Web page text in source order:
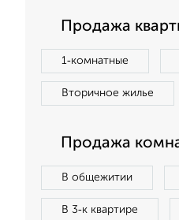
Продажа
1‑комнатные
Вторичное жилье
Продажа
В общежитии
В 3‑к квартире